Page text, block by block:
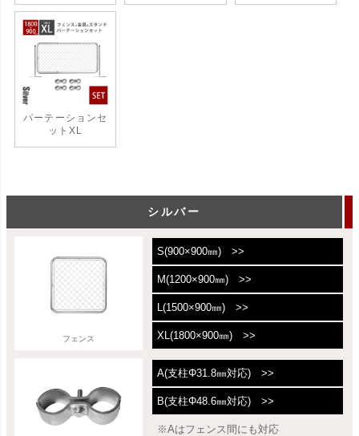
パーテーションセ
ットXL
シルバー
フェンス
S(900×900㎜) >>
M(1200×900㎜) >>
L(1500×900㎜) >>
XL(1800×900㎜) >>
A(支柱Φ31.8㎜対応) >>
B(支柱Φ48.6㎜対応) >>
※Aはフェンス間にも対応